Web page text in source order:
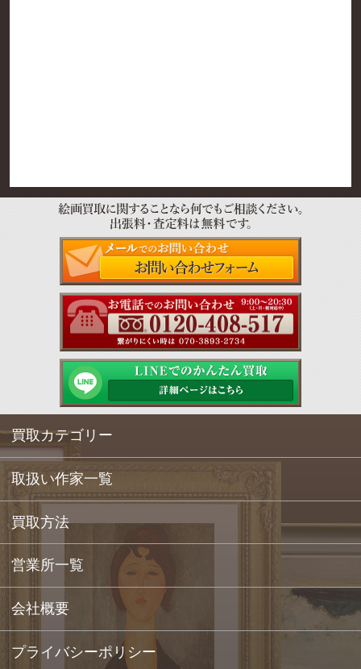
買取カテゴリー
取扱い作家一覧
買取方法
営業所一覧
会社概要
プライバシーポリシー